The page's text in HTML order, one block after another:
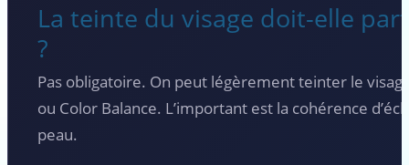
La teinte du visage doit-elle
?
Pas obligatoire. On peut légèrement teinter le
ou Color Balance. L’important est la cohérence
peau.